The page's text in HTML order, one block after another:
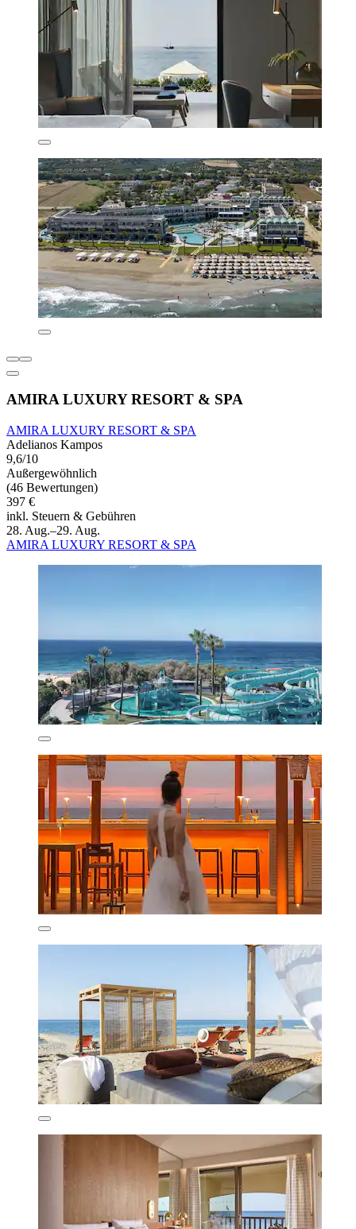
AMIRA LUXURY RESORT & SPA
AMIRA LUXURY RESORT & SPA
Adelianos Kampos
9,6/10
Außergewöhnlich
(46 Bewertungen)
397 €
inkl. Steuern & Gebühren
28. Aug.–29. Aug.
AMIRA LUXURY RESORT & SPA